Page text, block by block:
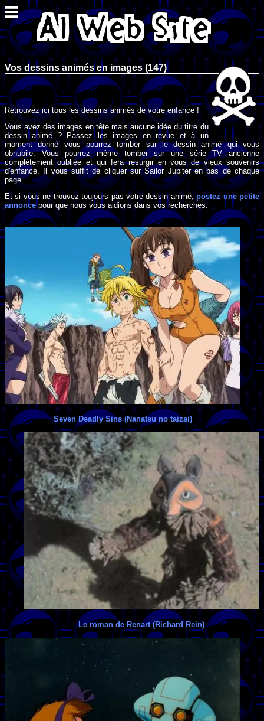
Vos dessins animés en images (147)
Retrouvez ici tous les dessins animés de votre enfance !
Vous avez des images en tête mais aucune idée du titre du
dessin animé ? Passez les images en revue et à un
moment donné vous pourrez tomber sur le dessin animé qui vous
obnubile. Vous pourrez même tomber sur une série TV ancienne
complètement oubliée et qui fera resurgir en vous de vieux souvenirs
d'enfance. Il vous suffit de cliquer sur Sailor Jupiter en bas de chaque
page.
Et si vous ne trouvez toujours pas votre dessin animé,postez une petite
annoncepour que nous vous aidions dans vos recherches.
Seven Deadly Sins (Nanatsu no taizai)
Le roman de Renart (Richard Rein)